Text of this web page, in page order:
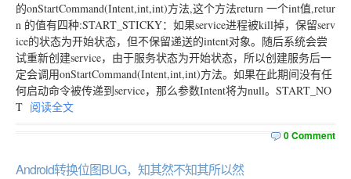
的onStartCommand(Intent,int,int)方法,这个方法return 一个int值,retur
n 的值有四种:START_STICKY：如果service进程被kill掉，保留serv
ice的状态为开始状态，但不保留递送的intent对象。随后系统会尝
试重新创建service，由于服务状态为开始状态，所以创建服务后一
定会调用onStartCommand(Intent,int,int)方法。如果在此期间没有任
何启动命令被传递到service，那么参数Intent将为null。START_NO
T 阅读全文
0 Comment
Android转换位图BUG，知其然不知其所以然